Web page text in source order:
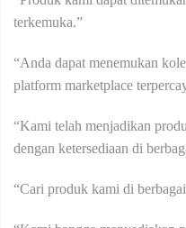
terkemuka.”
“Anda dapat menemukan
platform marketplace
“Kami telah menjadikan
dengan ketersediaan di
“Cari produk kami di